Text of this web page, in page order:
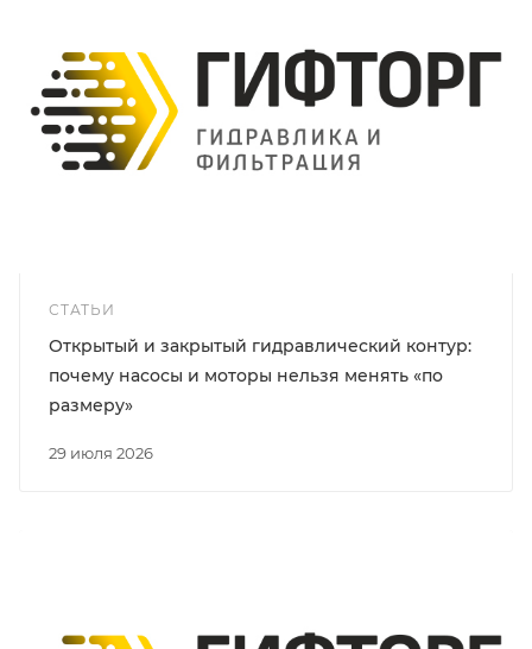
СТАТЬИ
29 июля 2026
Открытый и закрытый гидравлический контур:
почему насосы и моторы нельзя менять «по
размеру»